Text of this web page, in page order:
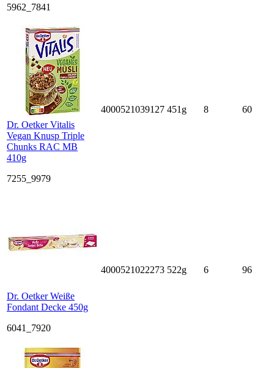
5962_7841
Dr. Oetker Vitalis
Vegan Knusp Triple
Chunks RAC MB
410g
7255_9979
4000521039127 451g 8 60
Dr. Oetker Weiße
Fondant Decke 450g
6041_7920
4000521022273 522g 6 96